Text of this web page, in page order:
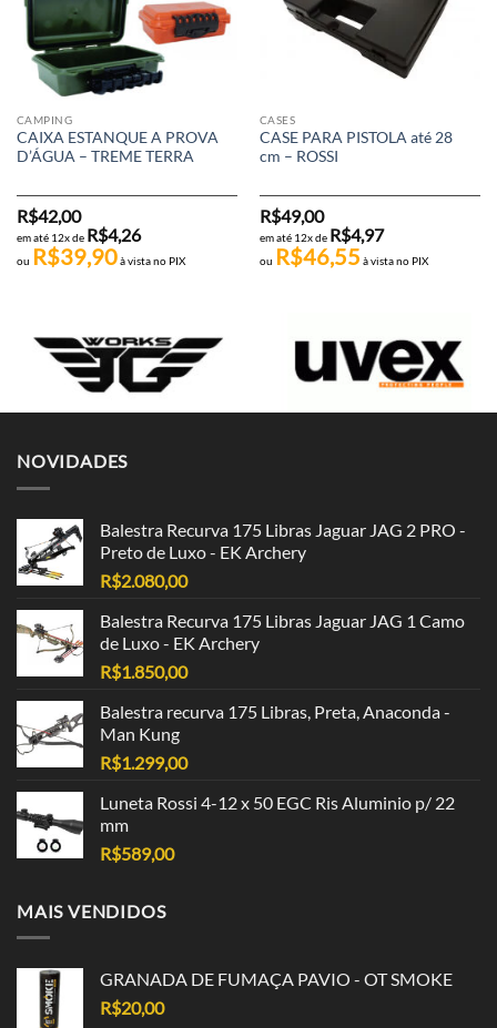
CAMPING
CAIXA ESTANQUE A PROVA
D’ÁGUA – TREME TERRA
R$42,00
em até 12x de R$4,26
ou R$39,90à vista no PIX
CASES
CASE PARA PISTOLA até 28
cm – ROSSI
R$49,00
em até 12x de R$4,97
ou R$46,55 à vista no PIX
NOVIDADES
Balestra Recurva 175 Libras Jaguar JAG 2 PRO -
Preto de Luxo - EK Archery
R$2.080,00
Balestra Recurva 175 Libras Jaguar JAG 1 Camo
de Luxo - EK Archery
R$1.850,00
Balestra recurva 175 Libras, Preta, Anaconda -
Man Kung
R$1.299,00
Luneta Rossi 4-12 x 50 EGC Ris Aluminio p/ 22
mm
R$589,00
MAIS VENDIDOS
GRANADA DE FUMAÇA PAVIO - OT SMOKE
R$20,00